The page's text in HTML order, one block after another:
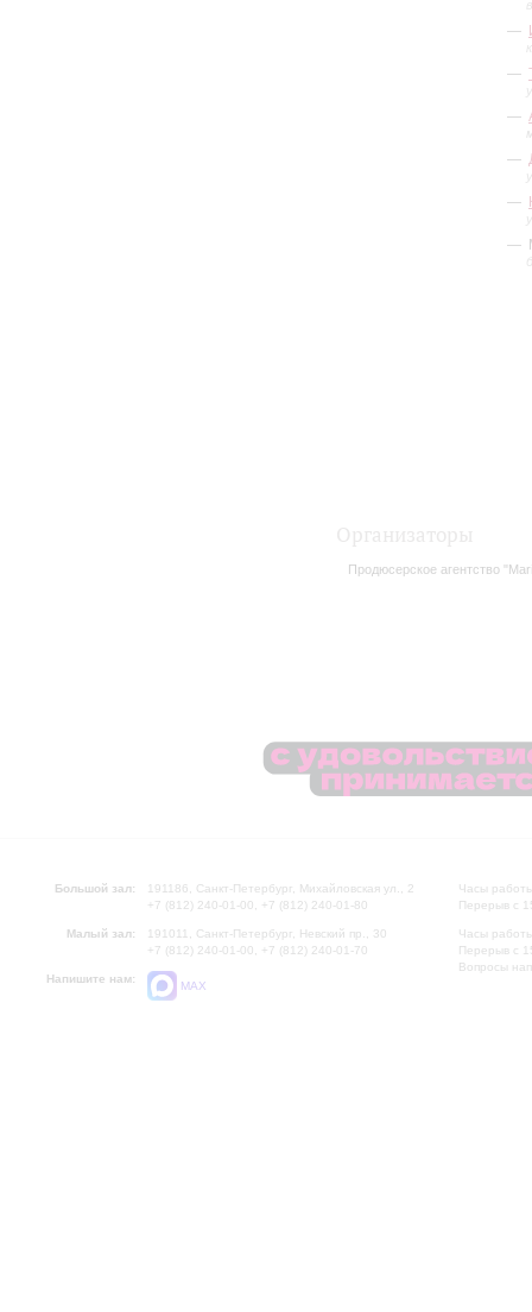
Продюсерское агентство
Большой зал:
191186, Санкт-Петербург, Михайловская ул., 2
+7 (812) 240-01-00, +7 (812) 240-01-80
Малый зал:
191011, Санкт-Петербург, Невский пр., 30
+7 (812) 240-01-00, +7 (812) 240-01-70
Напишите нам:
MAX
Часы
Перерыв с
Часы
Перерыв с
Вопросы